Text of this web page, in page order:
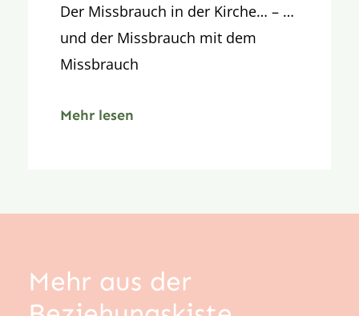
Der Missbrauch in der Kirche… – …
und der Missbrauch mit dem
Missbrauch
Mehr lesen
Mehr aus der